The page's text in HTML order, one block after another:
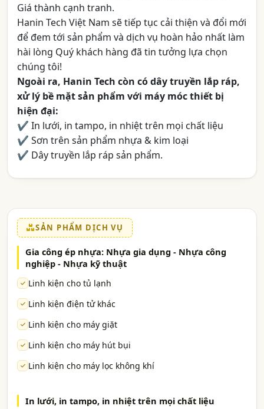
Giá thành cạnh tranh.
Hanin Tech Việt Nam sẽ tiếp tục cải thiện và đổi mới
để đem tới sản phẩm và dịch vụ hoàn hảo nhất làm
hài lòng Quý khách hàng đã tin tưởng lựa chọn
chúng tôi!
Ngoài ra, Hanin Tech còn có dây truyền lắp ráp,
xử lý bề mặt sản phẩm với máy móc thiết bị
hiện đại:
✔ In lưới, in tampo, in nhiệt trên mọi chất liệu
✔ Sơn trên sản phẩm nhựa & kim loại
✔ Dây truyền lắp ráp sản phẩm.
SẢN PHẨM DỊCH VỤ
Gia công ép nhựa: Nhựa gia dụng - Nhựa công
nghiệp - Nhựa kỹ thuật
Linh kiện cho tủ lạnh
Linh kiện điện tử khác
Linh kiện cho máy giặt
Linh kiện cho máy hút bụi
Linh kiện cho máy lọc không khí
In lưới, in tampo, in nhiệt trên mọi chất liệu